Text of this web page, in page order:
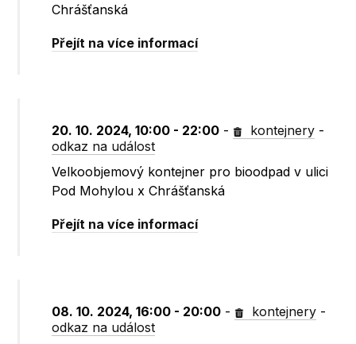
Chrášťanská
Přejít na více informací
20. 10. 2024, 10:00 - 22:00 - kontejnery -
odkaz na událost
Velkoobjemový kontejner pro bioodpad v ulici
Pod Mohylou x Chrášťanská
Přejít na více informací
08. 10. 2024, 16:00 - 20:00 - kontejnery -
odkaz na událost